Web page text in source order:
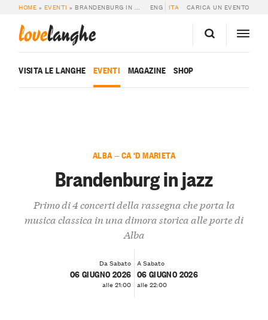
HOME » EVENTI » BRANDENBURG IN JAZZ ENG ITA CARICA UN EVENTO
lovelanghe
VISITA LE LANGHE EVENTI MAGAZINE SHOP
ALBA — CA ‘D MARIETA
Brandenburg in jazz
Primo di 4 concerti della rassegna che porta la
musica classica in una dimora storica alle porte di
Alba
Da Sabato
06 GIUGNO 2026
alle 21:00
A Sabato
06 GIUGNO 2026
alle 22:00